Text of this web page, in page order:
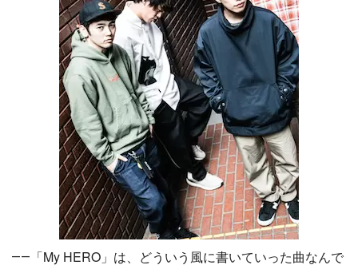
――「My HERO」は、どういう風に書いていった曲なんで